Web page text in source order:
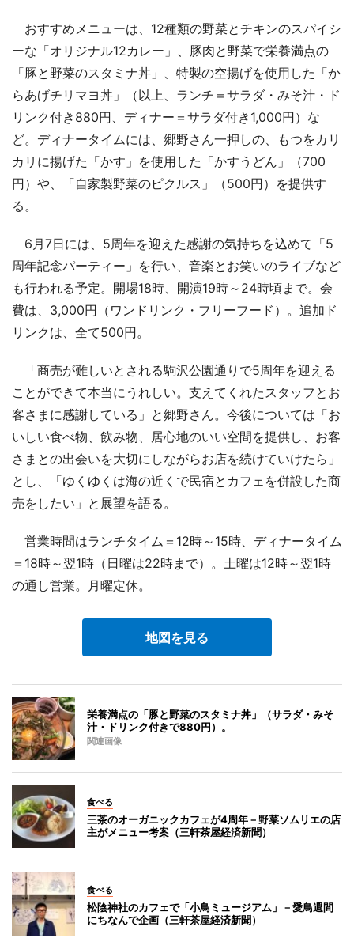
おすすめメニューは、12種類の野菜とチキンのスパイシ
ーな「オリジナル12カレー」、豚肉と野菜で栄養満点の
「豚と野菜のスタミナ丼」、特製の空揚げを使用した「か
らあげチリマヨ丼」（以上、ランチ＝サラダ・みそ汁・ド
リンク付き880円、ディナー＝サラダ付き1,000円）な
ど。ディナータイムには、郷野さん一押しの、もつをカリ
カリに揚げた「かす」を使用した「かすうどん」（700
円）や、「自家製野菜のピクルス」（500円）を提供す
る。
6月7日には、5周年を迎えた感謝の気持ちを込めて「5
周年記念パーティー」を行い、音楽とお笑いのライブなど
も行われる予定。開場18時、開演19時～24時頃まで。会
費は、3,000円（ワンドリンク・フリーフード）。追加ド
リンクは、全て500円。
「商売が難しいとされる駒沢公園通りで5周年を迎える
ことができて本当にうれしい。支えてくれたスタッフとお
客さまに感謝している」と郷野さん。今後については「お
いしい食べ物、飲み物、居心地のいい空間を提供し、お客
さまとの出会いを大切にしながらお店を続けていけたら」
とし、「ゆくゆくは海の近くで民宿とカフェを併設した商
売をしたい」と展望を語る。
営業時間はランチタイム＝12時～15時、ディナータイム
＝18時～翌1時（日曜は22時まで）。土曜は12時～翌1時
の通し営業。月曜定休。
地図を見る
栄養満点の「豚と野菜のスタミナ丼」（サラダ・みそ
汁・ドリンク付きで880円）。
関連画像
食べる
三茶のオーガニックカフェが4周年－野菜ソムリエの店
主がメニュー考案（三軒茶屋経済新聞）
食べる
松陰神社のカフェで「小鳥ミュージアム」－愛鳥週間
にちなんで企画（三軒茶屋経済新聞）